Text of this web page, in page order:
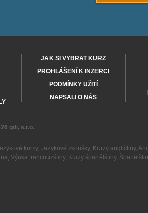
JAK SI VYBRAT KURZ
PROHLÁŠENÍ K INZERCI
PODMÍNKY UŽITÍ
NAPSALI O NÁS
gdi, s.r.o.
kurzy, Jazykové zkoušky, Kurzy angličtiny,
,Výuka francouzštiny, Kurzy španělštiny,